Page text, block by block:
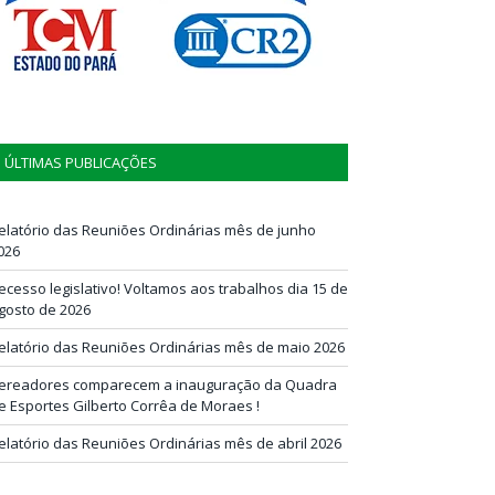
ÚLTIMAS PUBLICAÇÕES
das Reuniões Ordinárias mês de junho
legislativo! Voltamos aos trabalhos dia 15 de
de 2026
das Reuniões Ordinárias mês de maio 2026
comparecem a inauguração da Quadra
Esportes Gilberto Corrêa de Moraes !
das Reuniões Ordinárias mês de abril 2026